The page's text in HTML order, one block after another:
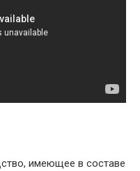
имеющее в составе